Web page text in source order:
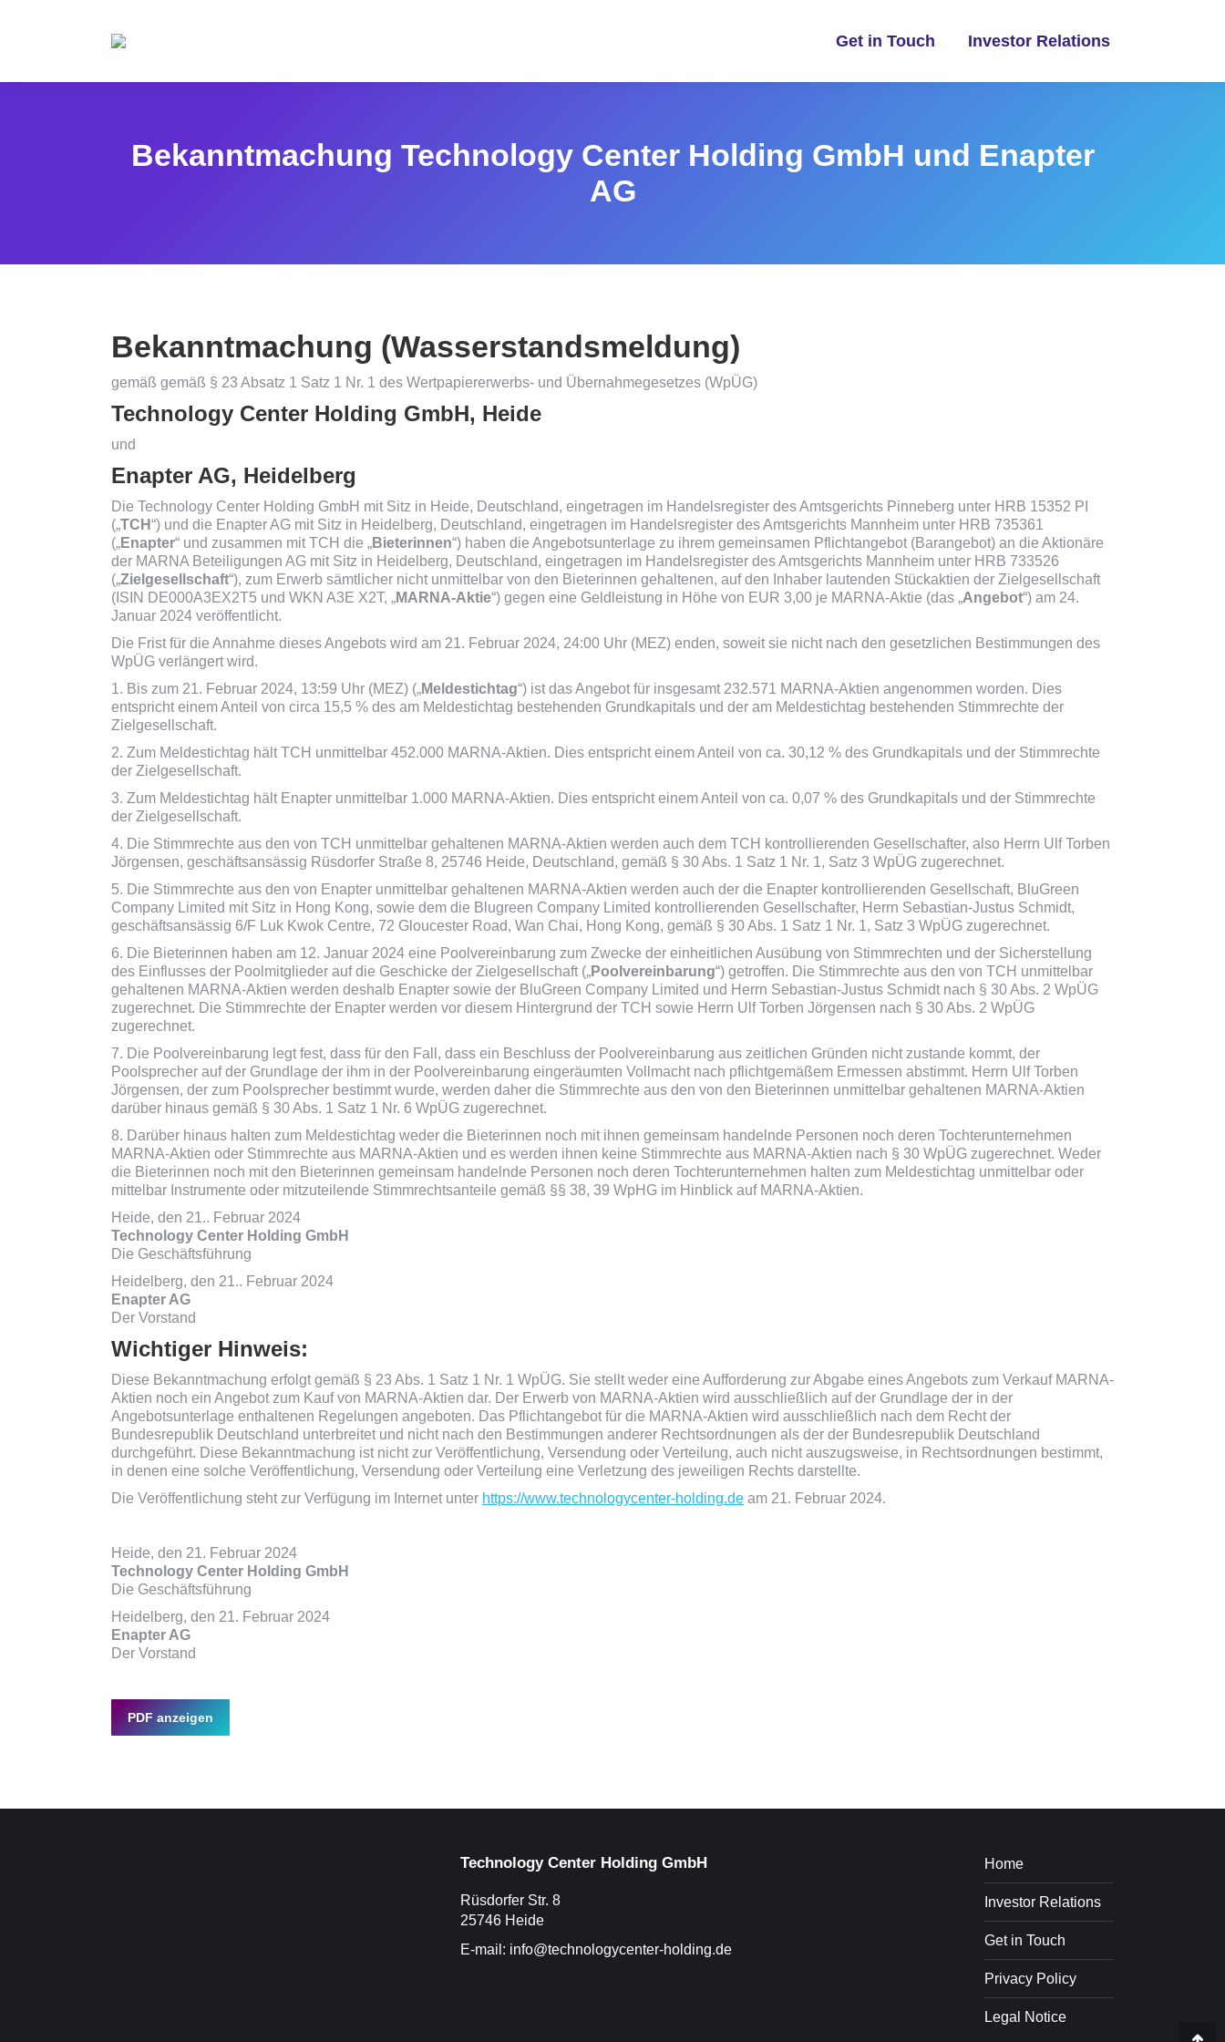
Get in Touch Investor Relations
Bekanntmachung Technology Center Holding GmbH und Enapter
AG
Bekanntmachung (Wasserstandsmeldung)
gemäß gemäß § 23 Absatz 1 Satz 1 Nr. 1 des Wertpapiererwerbs- und Übernahmegesetzes (WpÜG)
Technology Center Holding GmbH, Heide
und
Enapter AG, Heidelberg
Die Technology Center Holding GmbH mit Sitz in Heide, Deutschland, eingetragen im Handelsregister des Amtsgerichts Pinneberg unter HRB 15352 PI
(„TCH “) und die Enapter AG mit Sitz in Heidelberg, Deutschland, eingetragen im Handelsregister des Amtsgerichts Mannheim unter HRB 735361
(„Enapter“ und zusammen mit TCH die „Bieterinnen“) haben die Angebotsunterlage zu ihrem gemeinsamen Pflichtangebot (Barangebot) an die Aktionäre
der MARNA Beteiligungen AG mit Sitz in Heidelberg, Deutschland, eingetragen im Handelsregister des Amtsgerichts Mannheim unter HRB 733526
(„Zielgesellschaft“), zum Erwerb sämtlicher nicht unmittelbar von den Bieterinnen gehaltenen, auf den Inhaber lautenden Stückaktien der Zielgesellschaft
(ISIN DE000A3EX2T5 und WKN A3E X2T, „MARNA-Aktie“) gegen eine Geldleistung in Höhe von EUR 3,00 je MARNA-Aktie (das „Angebot“) am 24.
Januar 2024 veröffentlicht.
Die Frist für die Annahme dieses Angebots wird am 21. Februar 2024, 24:00 Uhr (MEZ) enden, soweit sie nicht nach den gesetzlichen Bestimmungen des
WpÜG verlängert wird.
1. Bis zum 21. Februar 2024, 13:59 Uhr (MEZ) („Meldestichtag“) ist das Angebot für insgesamt 232.571 MARNA-Aktien angenommen worden. Dies
entspricht einem Anteil von circa 15,5 % des am Meldestichtag bestehenden Grundkapitals und der am Meldestichtag bestehenden Stimmrechte der
Zielgesellschaft.
2. Zum Meldestichtag hält TCH unmittelbar 452.000 MARNA-Aktien. Dies entspricht einem Anteil von ca. 30,12 % des Grundkapitals und der Stimmrechte
der Zielgesellschaft.
3. Zum Meldestichtag hält Enapter unmittelbar 1.000 MARNA-Aktien. Dies entspricht einem Anteil von ca. 0,07 % des Grundkapitals und der Stimmrechte
der Zielgesellschaft.
4. Die Stimmrechte aus den von TCH unmittelbar gehaltenen MARNA-Aktien werden auch dem TCH kontrollierenden Gesellschafter, also Herrn Ulf Torben
Jörgensen, geschäftsansässig Rüsdorfer Straße 8, 25746 Heide, Deutschland, gemäß § 30 Abs. 1 Satz 1 Nr. 1, Satz 3 WpÜG zugerechnet.
5. Die Stimmrechte aus den von Enapter unmittelbar gehaltenen MARNA-Aktien werden auch der die Enapter kontrollierenden Gesellschaft, BluGreen
Company Limited mit Sitz in Hong Kong, sowie dem die Blugreen Company Limited kontrollierenden Gesellschafter, Herrn Sebastian-Justus Schmidt,
geschäftsansässig 6/F Luk Kwok Centre, 72 Gloucester Road, Wan Chai, Hong Kong, gemäß § 30 Abs. 1 Satz 1 Nr. 1, Satz 3 WpÜG zugerechnet.
6. Die Bieterinnen haben am 12. Januar 2024 eine Poolvereinbarung zum Zwecke der einheitlichen Ausübung von Stimmrechten und der Sicherstellung
des Einflusses der Poolmitglieder auf die Geschicke der Zielgesellschaft („Poolvereinbarung“) getroffen. Die Stimmrechte aus den von TCH unmittelbar
gehaltenen MARNA-Aktien werden deshalb Enapter sowie der BluGreen Company Limited und Herrn Sebastian-Justus Schmidt nach § 30 Abs. 2 WpÜG
zugerechnet. Die Stimmrechte der Enapter werden vor diesem Hintergrund der TCH sowie Herrn Ulf Torben Jörgensen nach § 30 Abs. 2 WpÜG
zugerechnet.
7. Die Poolvereinbarung legt fest, dass für den Fall, dass ein Beschluss der Poolvereinbarung aus zeitlichen Gründen nicht zustande kommt, der
Poolsprecher auf der Grundlage der ihm in der Poolvereinbarung eingeräumten Vollmacht nach pflichtgemäßem Ermessen abstimmt. Herrn Ulf Torben
Jörgensen, der zum Poolsprecher bestimmt wurde, werden daher die Stimmrechte aus den von den Bieterinnen unmittelbar gehaltenen MARNA-Aktien
darüber hinaus gemäß § 30 Abs. 1 Satz 1 Nr. 6 WpÜG zugerechnet.
8. Darüber hinaus halten zum Meldestichtag weder die Bieterinnen noch mit ihnen gemeinsam handelnde Personen noch deren Tochterunternehmen
MARNA-Aktien oder Stimmrechte aus MARNA-Aktien und es werden ihnen keine Stimmrechte aus MARNA-Aktien nach § 30 WpÜG zugerechnet. Weder
die Bieterinnen noch mit den Bieterinnen gemeinsam handelnde Personen noch deren Tochterunternehmen halten zum Meldestichtag unmittelbar oder
mittelbar Instrumente oder mitzuteilende Stimmrechtsanteile gemäß §§ 38, 39 WpHG im Hinblick auf MARNA-Aktien.
Heide, den 21.. Februar 2024
Technology Center Holding GmbH
Die Geschäftsführung
Heidelberg, den 21.. Februar 2024
Enapter AG
Der Vorstand
Wichtiger Hinweis:
Diese Bekanntmachung erfolgt gemäß § 23 Abs. 1 Satz 1 Nr. 1 WpÜG. Sie stellt weder eine Aufforderung zur Abgabe eines Angebots zum Verkauf MARNA-
Aktien noch ein Angebot zum Kauf von MARNA-Aktien dar. Der Erwerb von MARNA-Aktien wird ausschließlich auf der Grundlage der in der
Angebotsunterlage enthaltenen Regelungen angeboten. Das Pflichtangebot für die MARNA-Aktien wird ausschließlich nach dem Recht der
Bundesrepublik Deutschland unterbreitet und nicht nach den Bestimmungen anderer Rechtsordnungen als der der Bundesrepublik Deutschland
durchgeführt. Diese Bekanntmachung ist nicht zur Veröffentlichung, Versendung oder Verteilung, auch nicht auszugsweise, in Rechtsordnungen bestimmt,
in denen eine solche Veröffentlichung, Versendung oder Verteilung eine Verletzung des jeweiligen Rechts darstellte.
Die Veröffentlichung steht zur Verfügung im Internet unter https://www.technologycenter-holding.de am 21. Februar 2024.
Heide, den 21. Februar 2024
Technology Center Holding GmbH
Die Geschäftsführung
Heidelberg, den 21. Februar 2024
Enapter AG
Der Vorstand
PDF anzeigen
Technology Center Holding GmbH
Rüsdorfer Str. 8
25746 Heide
E-mail: info@technologycenter-holding.de
Home
Investor Relations
Get in Touch
Privacy Policy
Legal Notice